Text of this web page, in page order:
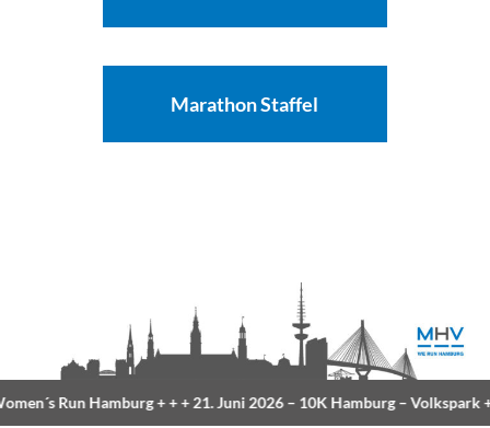
Marathon Staffel
Run Hamburg+ + +21. Juni 2026 –10K Hamburg– Volkspark+